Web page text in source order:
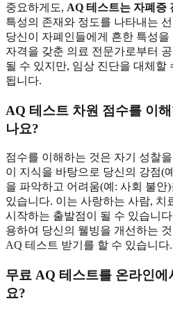
중요하게도, AQ 테스트는 자폐증
특성의 존재와 정도를 나타내는
당신이 자폐인들에게 흔한 특성
자격을 갖춘 의료 전문가로부터
될 수 있지만, 임상 진단을 대체할
됩니다.
AQ 테스트 차원 점수를 이
나요?
점수를 이해하는 것은 자기 성찰
이 지식을 바탕으로 당신의 강점(
을 파악하고 어려움(예: 사회 불안
있습니다. 이는 사랑하는 사람, 치
시작하는 출발점이 될 수 있습니
용하여 당신의 웰빙을 개선하는
AQ 테스트 받기 를 할 수 있습니다.
무료 AQ 테스트를 온라인에
요?